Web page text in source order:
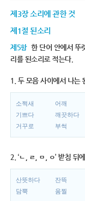
제3장 소리에 관한 것
제1절 된소리
제5항 한 단어 안에서 뚜
리를 된소리로 적는다.
1. 두 모음 사이에서 나는
소쩍새 어깨
기쁘다
깨끗하다
거꾸로
부썩
2. ‘ㄴ, ㄹ, ㅁ, ㅇ’ 받침 뒤
산뜻하다 잔뜩
담뿍
움찔